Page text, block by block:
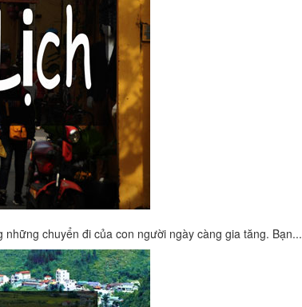
chuyển đi của con người ngày càng gia tăng. Bạn...